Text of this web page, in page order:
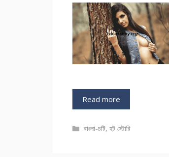
Read more
Categories
বাংলা-চটি,হট স্টোরি